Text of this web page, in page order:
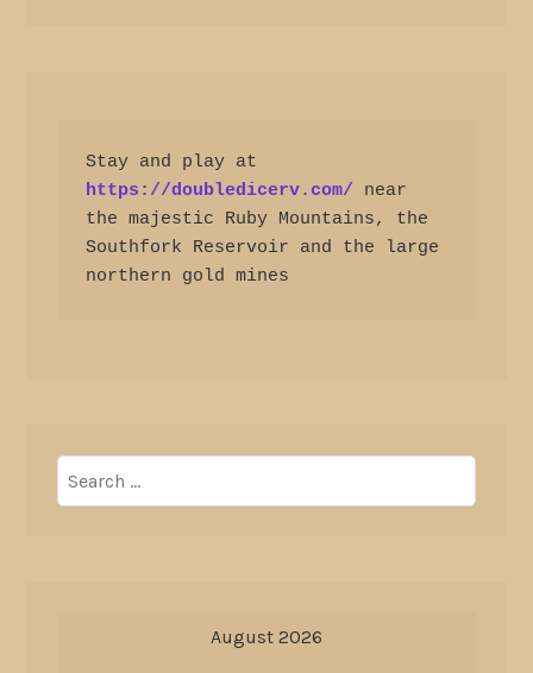
https://doubledicerv.com/ near
the majestic Ruby Mountains, the
Southfork Reservoir and the large
northern gold mines
for:
August 2026